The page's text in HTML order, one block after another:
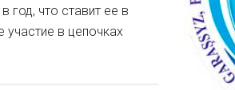
год, что ставит ее в
участие в цепочках